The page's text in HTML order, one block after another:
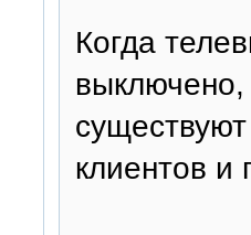
Когда
клиентов